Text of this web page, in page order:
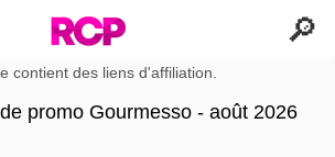
contient des liens d'affiliation.
promo Gourmesso - août 2026